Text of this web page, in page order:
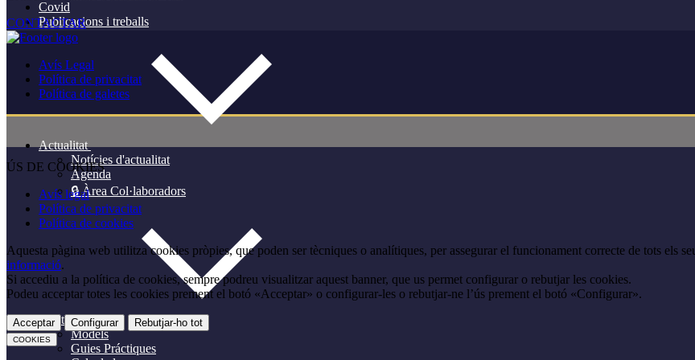
Covid
Publicacions i treballs
Actualitat
Notícies d'actualitat
Agenda
🔒 Àrea Col·laboradors
Utilitats
Models
Guies Práctiques
CONTACTAR
Avís Legal
Política de privacitat
Política de galetes
ÚS DE COOKIES
Avís legal
Política de privacitat
Política de cookies
Aquesta pàgina web utilitza cookies pròpies, que poden ser tècniques o analítiques, per assegurar el funcionament correcte de tots els
informació.
Si accediu a la política de cookies, sempre podreu visualitzar aquest banner, que us permet configurar o rebutjar les cookies.
Podeu acceptar totes les cookies prement el botó «Acceptar» o configurar-les o rebutjar-ne l’ús prement el botó «Configurar».
Acceptar Configurar Rebutjar-ho tot
COOKIES